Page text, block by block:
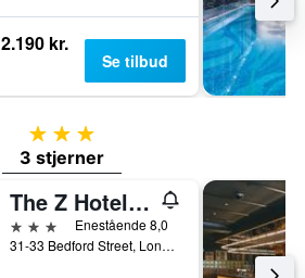
2.190 kr.
Se tilbud
3 stjerner
3 stjerner
The Z Hotel Covent Garden
3 stjernerEnestående 8,0
31-33 Bedford Street, London, Storbritannien